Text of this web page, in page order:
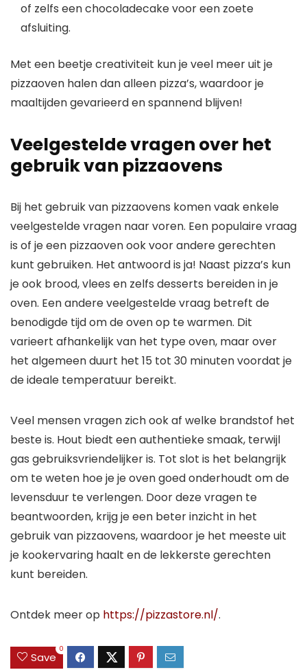
of zelfs een chocoladecake voor een zoete
afsluiting.
Met een beetje creativiteit kun je veel meer uit je
pizzaoven halen dan alleen pizza’s, waardoor je
maaltijden gevarieerd en spannend blijven!
Veelgestelde vragen over het
gebruik van pizzaovens
Bij het gebruik van pizzaovens komen vaak enkele
veelgestelde vragen naar voren. Een populaire vraag
is of je een pizzaoven ook voor andere gerechten
kunt gebruiken. Het antwoord is ja! Naast pizza’s kun
je ook brood, vlees en zelfs desserts bereiden in je
oven. Een andere veelgestelde vraag betreft de
benodigde tijd om de oven op te warmen. Dit
varieert afhankelijk van het type oven, maar over
het algemeen duurt het 15 tot 30 minuten voordat je
de ideale temperatuur bereikt.
Veel mensen vragen zich ook af welke brandstof het
beste is. Hout biedt een authentieke smaak, terwijl
gas gebruiksvriendelijker is. Tot slot is het belangrijk
om te weten hoe je je oven goed onderhoudt om de
levensduur te verlengen. Door deze vragen te
beantwoorden, krijg je een beter inzicht in het
gebruik van pizzaovens, waardoor je het meeste uit
je kookervaring haalt en de lekkerste gerechten
kunt bereiden.
Ontdek meer op https://pizzastore.nl/.
Save
0